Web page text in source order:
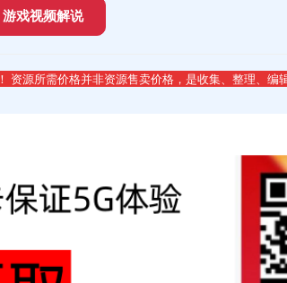
游戏视频解说
！ 资源所需价格并非资源售卖价格，是收集、整理、编